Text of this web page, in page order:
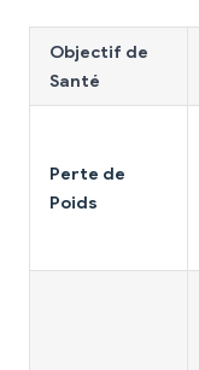
Objectif de
Santé
Perte de
Poids